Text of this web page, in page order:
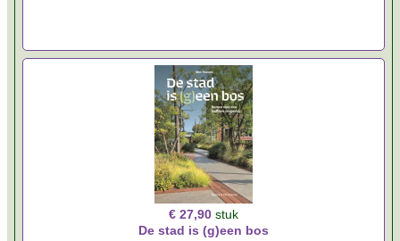
€ 27,90 stuk
De stad is (g)een bos